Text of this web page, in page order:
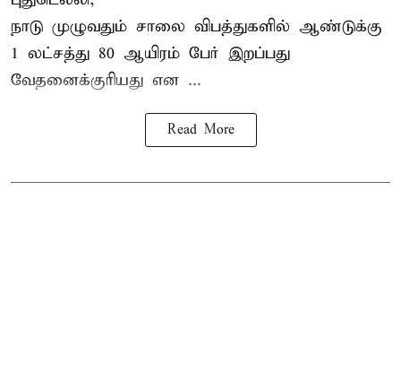
நாடு முழுவதும் சாலை விபத்துகளில் ஆண்டுக்கு
1 லட்சத்து 80 ஆயிரம் பேர் இறப்பது
வேதனைக்குரியது என ...
Read More